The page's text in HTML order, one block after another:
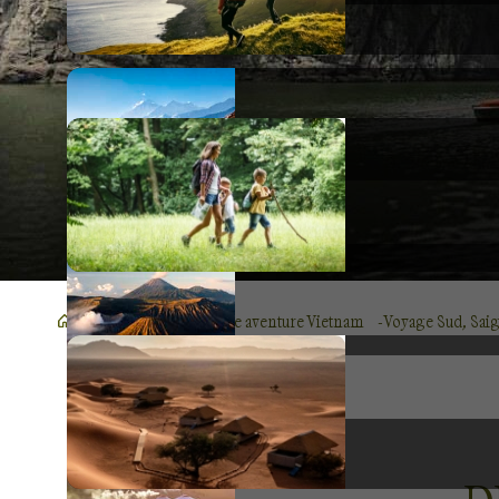
Voyage Asie Voyage aventure Vietnam Voyage Sud,